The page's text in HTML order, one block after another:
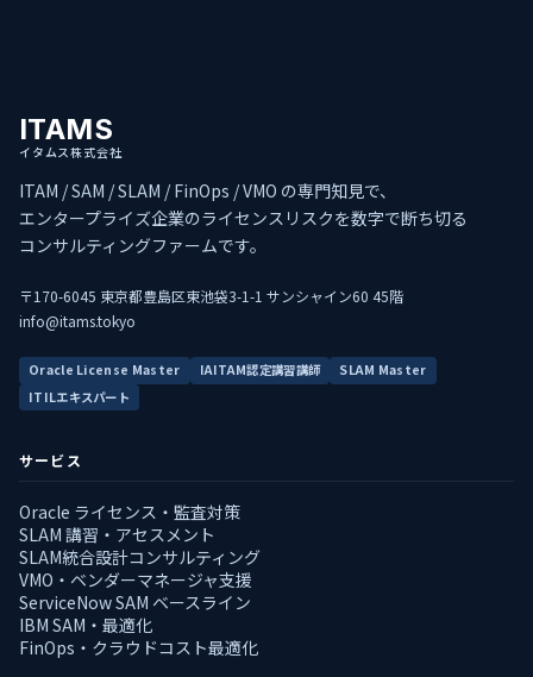
ITAMS
イタムス株式会社
ITAM / SAM / SLAM / FinOps / VMO の専門知見で、
エンタープライズ企業のライセンスリスクを数字で断ち切る
コンサルティングファームです。
〒170-6045 東京都豊島区東池袋3-1-1 サンシャイン60 45階
info@itams.tokyo
Oracle License Master IAITAM認定講習講師
SLAM Master
ITILエキスパート
サービス
Oracle ライセンス・監査対策
SLAM 講習・アセスメント
SLAM統合設計コンサルティング
VMO・ベンダーマネージャ支援
ServiceNow SAM ベースライン
IBM SAM・最適化
FinOps・クラウドコスト最適化